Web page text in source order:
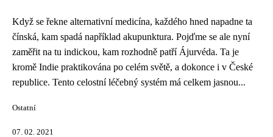
Když se řekne alternativní medicína, každého hned napadne ta
čínská, kam spadá například akupunktura. Pojďme se ale nyní
zaměřit na tu indickou, kam rozhodně patří Ájurvéda. Ta je
kromě Indie praktikována po celém světě, a dokonce i v České
republice. Tento celostní léčebný systém má celkem jasnou...
Ostatní
07. 02. 2021